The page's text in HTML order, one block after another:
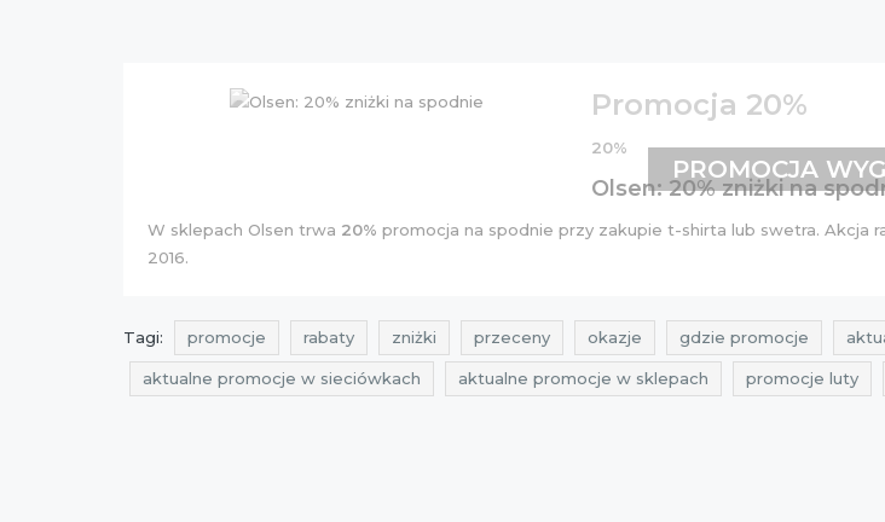
Promocja 20%
20%
Olsen: 20% zniżki na
W sklepach Olsen trwa 20% promocja na spodnie przy zakupie t-shirta lub swetra.
2016.
PROMOCJA
Tagi: promocje rabaty zniżki przeceny okazje gdzie promocje
aktualne promocje w sieciówkach aktualne promocje w sklepach promocje luty